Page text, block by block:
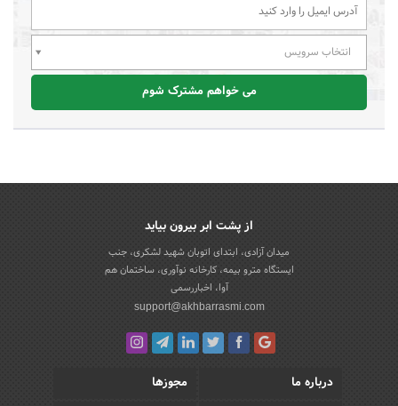
انتخاب سرویس
می خواهم مشترک شوم
از پشت ابر بیرون بیاید
میدان آزادی، ابتدای اتوبان شهید لشکری، جنب
ایستگاه مترو بیمه، کارخانه نوآوری، ساختمان هم
آوا، اخباررسمی
support@akhbarrasmi.com
درباره ما
مجوزها